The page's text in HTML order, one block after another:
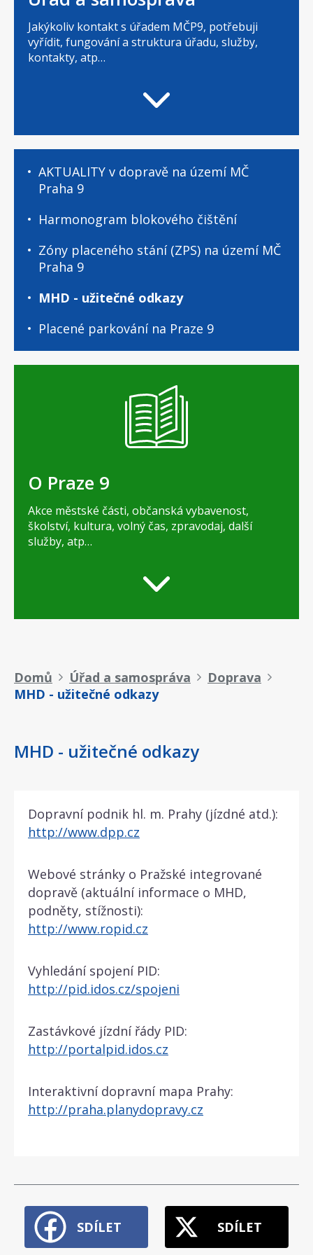
Jakýkoliv kontakt s úřadem MČP9, potřebuji
vyřídit, fungování a struktura úřadu, služby,
kontakty, atp…
O Praze 9
Akce městské části, občanská vybavenost,
školství, kultura, volný čas, zpravodaj, další
služby, atp…
a
samospráva
podstránky
AKTUALITY v dopravě na území MČ
Praha 9
Harmonogram blokového čištění
Zóny placeného stání (ZPS) na území MČ
Praha 9
MHD - užitečné odkazy
Placené parkování na Praze 9
Drobečková
navigace
Domů Úřad a samospráva
Doprava
MHD - užitečné odkazy
MHD - užitečné odkazy
Dopravní podnik hl. m. Prahy (jízdné atd.):
http://www.dpp.cz
Webové stránky o Pražské integrované
dopravě (aktuální informace o MHD,
podněty, stížnosti):
http://www.ropid.cz
Vyhledání spojení PID:
http://pid.idos.cz/spojeni
Zastávkové jízdní řády PID:
http://portalpid.idos.cz
Interaktivní dopravní mapa Prahy:
http://praha.planydopravy.cz
SDÍLET SDÍLET